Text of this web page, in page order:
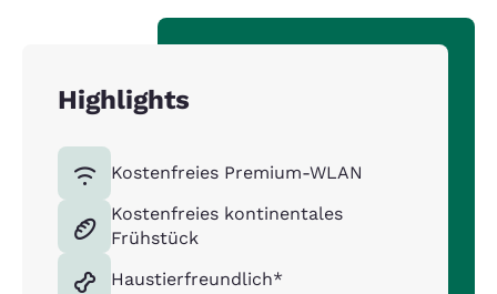
Highlights
Kostenfreies Premium-WLAN
Kostenfreies kontinentales
Frühstück
Haustierfreundlich*